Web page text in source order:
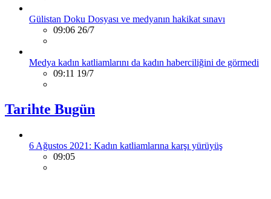
Gülistan Doku Dosyası ve medyanın hakikat sınavı
09:06 26/7
Medya kadın katliamlarını da kadın haberciliğini de görmedi
09:11 19/7
Tarihte Bugün
6 Ağustos 2021: Kadın katliamlarına karşı yürüyüş
09:05